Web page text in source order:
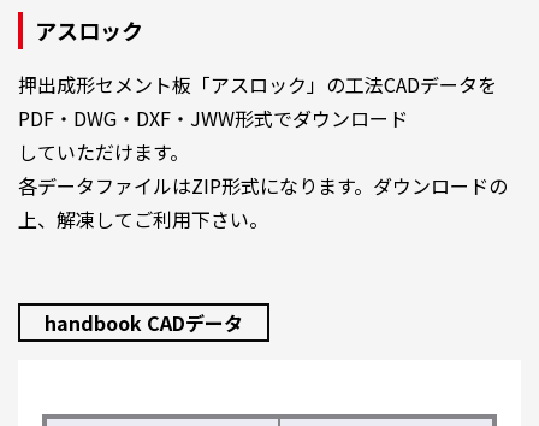
アスロック
押出成形セメント板「アスロック」の工法CADデータを
PDF・DWG・DXF・JWW形式でダウンロード
していただけます。
各データファイルはZIP形式になります。ダウンロードの
上、解凍してご利用下さい。
handbook CADデータ